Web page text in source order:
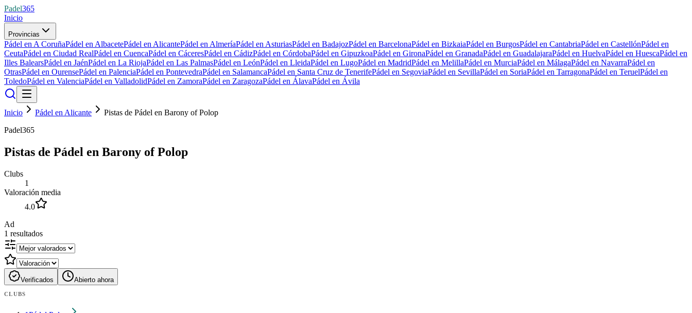
Padel365
Inicio
Provincias
Pádel en A CoruñaPádel en AlbacetePádel en AlicantePádel en AlmeríaPádel en AsturiasPádel en BadajozPádel en BarcelonaPádel en BizkaiaPádel en BurgosPádel en CantabriaPádel en CastellónPádel en
CeutaPádel en Ciudad RealPádel en CuencaPádel en CáceresPádel en CádizPádel en CórdobaPádel en GipuzkoaPádel en GironaPádel en GranadaPádel en GuadalajaraPádel en HuelvaPádel en HuescaPádel en
Illes BalearsPádel en JaénPádel en La RiojaPádel en Las PalmasPádel en LeónPádel en LleidaPádel en LugoPádel en MadridPádel en MelillaPádel en MurciaPádel en MálagaPádel en NavarraPádel en
OtrasPádel en OurensePádel en PalenciaPádel en PontevedraPádel en SalamancaPádel en Santa Cruz de TenerifePádel en SegoviaPádel en SevillaPádel en SoriaPádel en TarragonaPádel en TeruelPádel en
ToledoPádel en ValenciaPádel en ValladolidPádel en ZamoraPádel en ZaragozaPádel en ÁlavaPádel en Ávila
Inicio Pádel en Alicante
Pistas de Pádel en Barony of Polop
Padel365
Pistas de Pádel en Barony of Polop
Clubs
1
Valoración media
4.0
Ad
1 resultados
Verificados Abierto ahora
CLUBS